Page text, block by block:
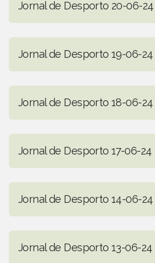
Jornal de Desporto 20-06-24
Jornal de Desporto 19-06-24
Jornal de Desporto 18-06-24
Jornal de Desporto 17-06-24
Jornal de Desporto 14-06-24
Jornal de Desporto 13-06-24